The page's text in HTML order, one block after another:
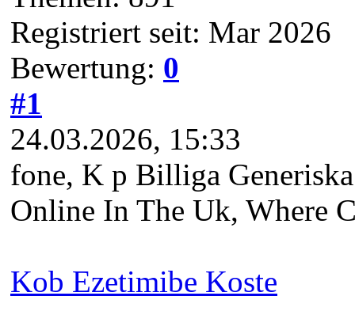
Registriert seit: Mar 2026
Bewertung: 0
#1
24.03.2026, 15:33
fone, K p Billiga
Online In The Uk, Where
Kob Ezetimibe Koste